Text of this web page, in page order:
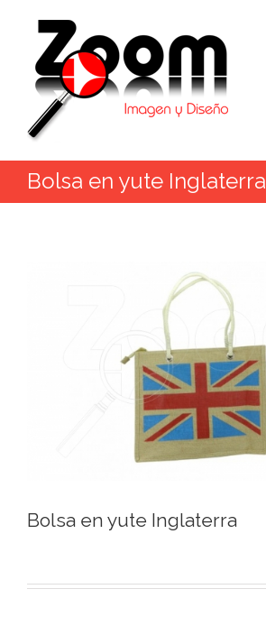
Bolsa en yute Inglaterra
Bolsa en yute Inglaterra